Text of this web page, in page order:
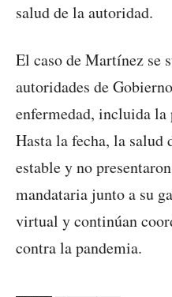
salud de la autoridad.
El caso de Martínez se
autoridades de
enfermedad, incluida la
Hasta la fecha, la salud
estable y no
mandataria junto a su
virtual y continúan
contra la pandemia.